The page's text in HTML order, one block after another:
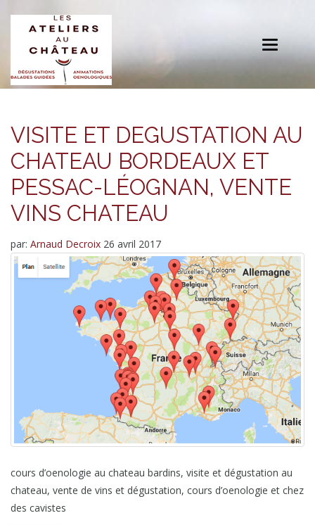
Toggle
VISITE ET DEGUSTATION AU
CHATEAU BORDEAUX ET
PESSAC-LÉOGNAN, VENTE
VINS CHATEAU
par: Arnaud Decroix 26 avril 2017
cours d’oenologie au chateau bardins, visite et dégustation au
chateau, vente de vins et dégustation, cours d’oenologie et chez
des cavistes